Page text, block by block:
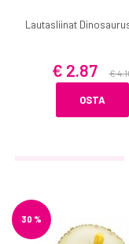
Lautasliinat
€ 2.87 €
OSTA
30 %